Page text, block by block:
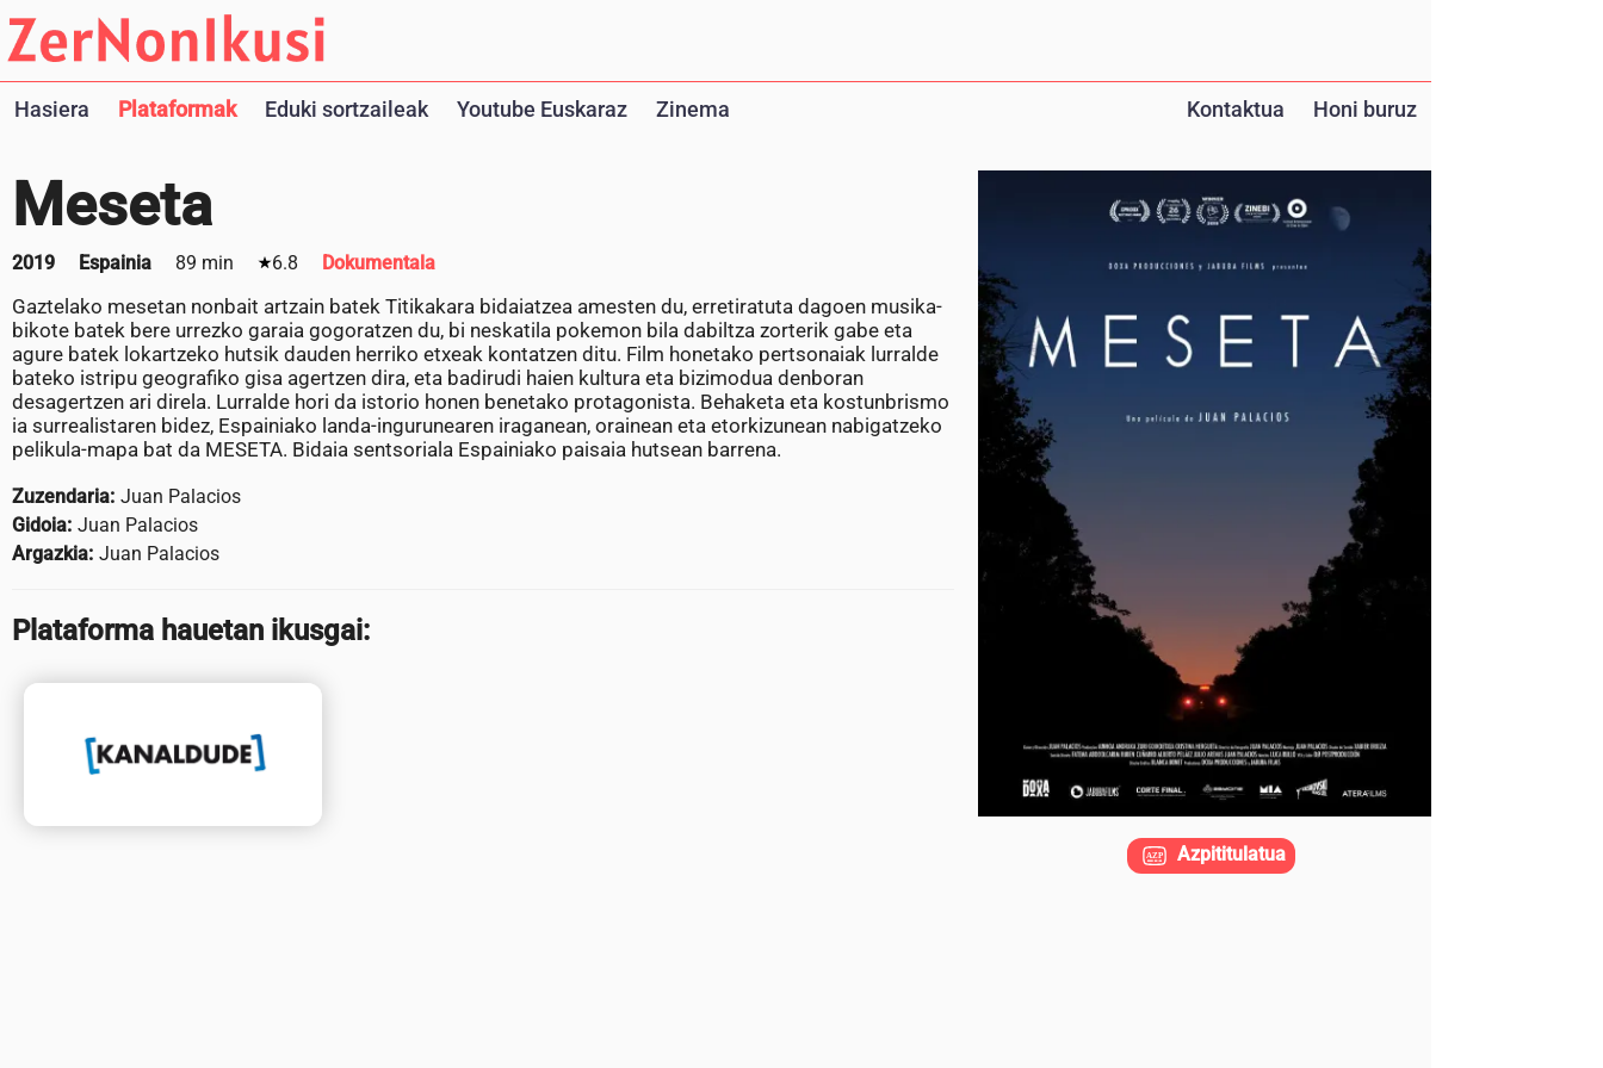
Hasiera Plataformak Eduki sortzaileak Youtube Euskaraz Zinema Kontaktua Honi buruz
Meseta
2019 Espainia 89 min 6.8 Dokumentala
Gaztelako mesetan nonbait artzain batek Titikakara bidaiatzea amesten du, erretiratuta dagoen musika-
bikote batek bere urrezko garaia gogoratzen du, bi neskatila pokemon bila dabiltza zorterik gabe eta
agure batek lokartzeko hutsik dauden herriko etxeak kontatzen ditu. Film honetako pertsonaiak lurralde
bateko istripu geografiko gisa agertzen dira, eta badirudi haien kultura eta bizimodua denboran
desagertzen ari direla. Lurralde hori da istorio honen benetako protagonista. Behaketa eta kostunbrismo
ia surrealistaren bidez, Espainiako landa-ingurunearen iraganean, orainean eta etorkizunean nabigatzeko
pelikula-mapa bat da MESETA. Bidaia sentsoriala Espainiako paisaia hutsean barrena.
Zuzendaria: Juan Palacios
Gidoia: Juan Palacios
Argazkia: Juan Palacios
Plataforma hauetan ikusgai:
Azpititulatua